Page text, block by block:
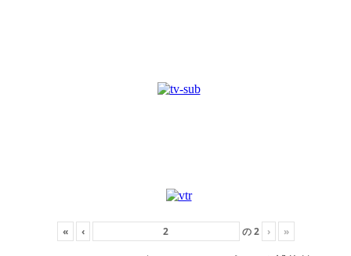
« ‹ の2 › »